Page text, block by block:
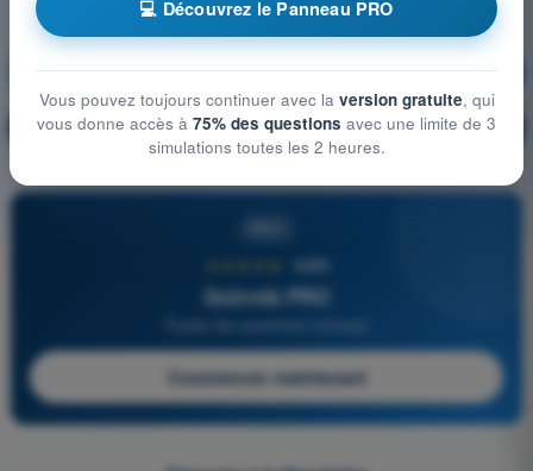
Procédures opérationnelles S'entraîner !
🔒 PRO Explication de la question
4,6/5
Quizvds PRO
Commencer maintenant
💻 Découvrez le Panneau PRO
Vous pouvez toujours continuer avec la version gratuite, qui
vous donne accès à 75% des questions avec une limite de 3
simulations toutes les 2 heures.